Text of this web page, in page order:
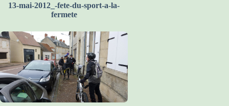
13-mai-2012_-fete-du-sport-a-la-
fermete